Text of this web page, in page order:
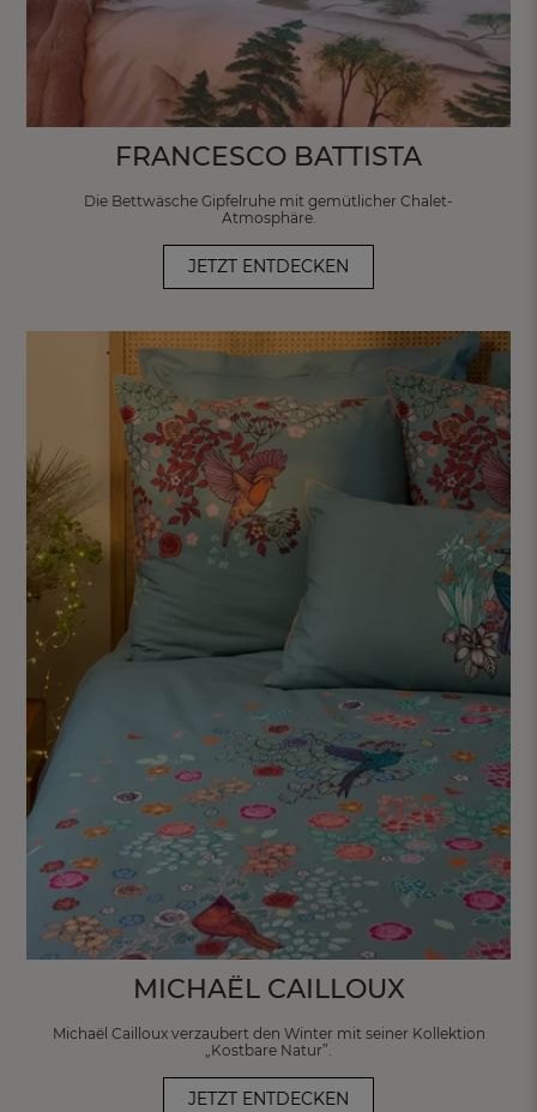
FRANCESCO BATTISTA
Die Bettwäsche Gipfelruhe mit gemütlicher Chalet-
Atmosphäre.
JETZT ENTDECKEN
MICHAËL CAILLOUX
Michaël Cailloux verzaubert den Wintermit seiner Kollektion
„Kostbare Natur”.
JETZT ENTDECKEN